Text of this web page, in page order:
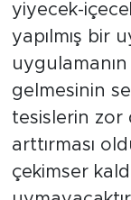
yiyecek-
yapılmış bir
gelmesinin
tesislerin zor
arttırması
çekimser